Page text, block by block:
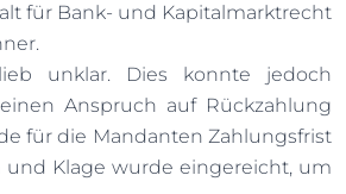
für Bank- und Kapitalmarktrecht
unklar. Dies konnte jedoch
Anspruch auf Rückzahlung
für die Mandanten Zahlungsfrist
und Klage wurde eingereicht, um